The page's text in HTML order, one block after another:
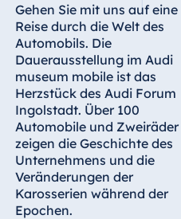
Gehen Sie mit uns auf eine
Reise durch die Welt des
Automobils. Die
Dauerausstellung im Audi
museum mobile ist das
Herzstück des Audi Forum
Ingolstadt. Über 100
Automobile und Zweiräder
zeigen die Geschichte des
Unternehmens und die
Veränderungen der
Karosserien während der
Epochen.